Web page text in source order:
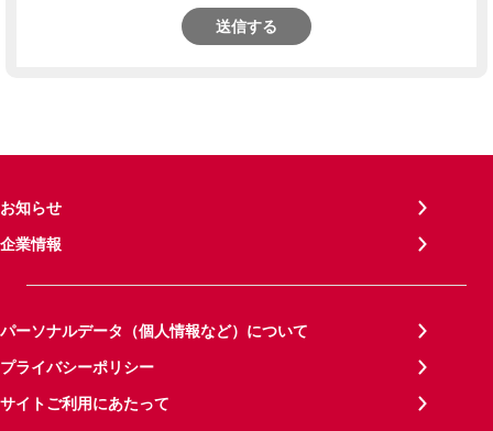
送信する
お知らせ
企業情報
パーソナルデータ（個人情報など）について
プライバシーポリシー
サイトご利用にあたって